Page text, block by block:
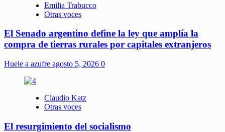
Emilia Trabucco
Otras voces
El Senado argentino define la ley que amplía la
compra de tierras rurales por capitales extranjeros
Huele a azufre agosto 5, 2026 0
Claudio Katz
Otras voces
El resurgimiento del socialismo